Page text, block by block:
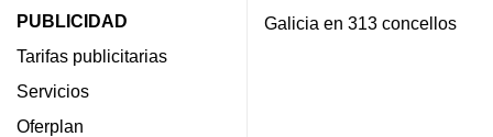
PUBLICIDAD
Tarifas publicitarias
Servicios
Oferplan
Galicia en 313 concellos